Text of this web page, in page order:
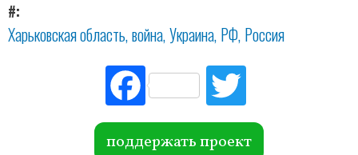
#
Харьковская область война Украина РФ Россия
Fac
ebo
ok r
поддержать проект